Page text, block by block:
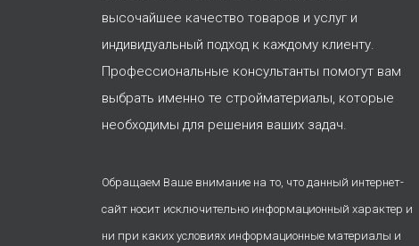
высочайшее качество товаров и услуг и
индивидуальный подход к каждому клиенту.
Профессиональные консультанты помогут вам
выбрать именно те стройматериалы, которые
необходимы для решения ваших задач.
Обращаем Ваше внимание на то, что данный интернет-
сайт носит исключительно информационный характер и
ни при каких условиях информационные материалы и